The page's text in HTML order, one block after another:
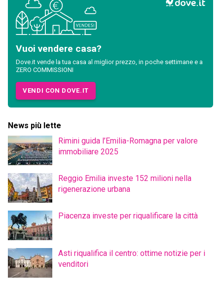
Vuoi vendere casa?
Dove.it vende la tua casa al miglior prezzo, in poche settimane e a
ZERO COMMISSIONI
VENDI CON DOVE.IT
News più lette
Rimini guida l’Emilia-Romagna per valore
immobiliare 2025
Reggio Emilia investe 152 milioni nella
rigenerazione urbana
Piacenza investe per riqualificare la città
Asti riqualifica il centro: ottime notizie per i
venditori